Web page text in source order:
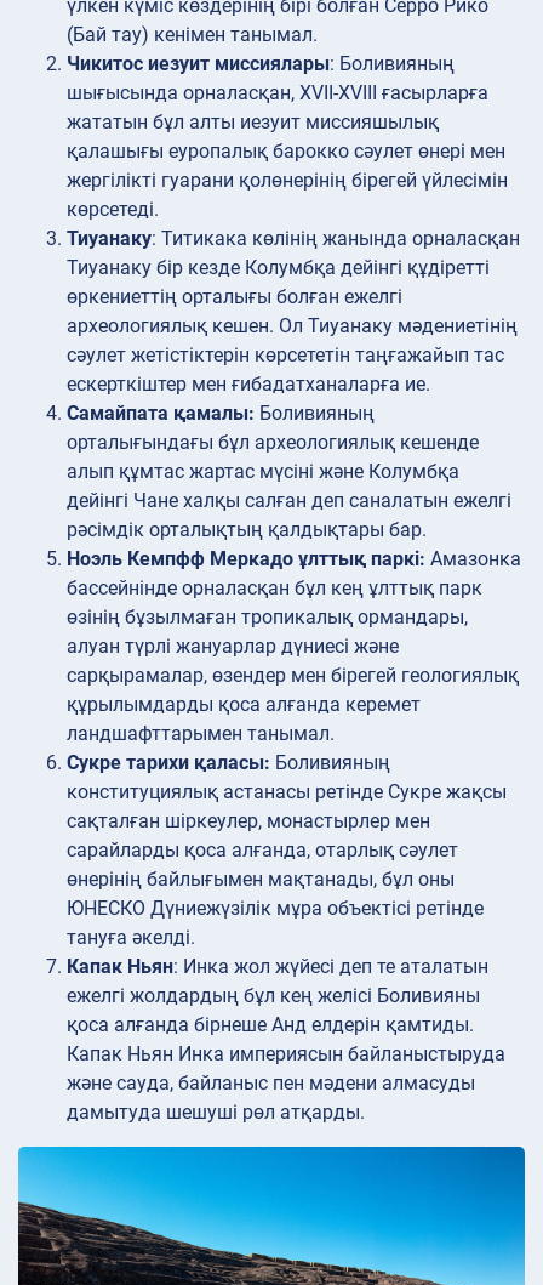
үлкен күміс көздерінің бірі болған Серро Рико
(Бай тау) кенімен танымал.
Чикитос иезуит миссиялары: Боливияның
шығысында орналасқан, XVII-XVIII ғасырларға
жататын бұл алты иезуит миссияшылық
қалашығы еуропалық барокко сәулет өнері мен
жергілікті гуарани қолөнерінің бірегей үйлесімін
көрсетеді.
Тиуанаку: Титикака көлінің жанында орналасқан
Тиуанаку бір кезде Колумбқа дейінгі құдіретті
өркениеттің орталығы болған ежелгі
археологиялық кешен. Ол Тиуанаку мәдениетінің
сәулет жетістіктерін көрсететін таңғажайып тас
ескерткіштер мен ғибадатханаларға ие.
Самайпата қамалы: Боливияның
орталығындағы бұл археологиялық кешенде
алып құмтас жартас мүсіні және Колумбқа
дейінгі Чане халқы салған деп саналатын ежелгі
рәсімдік орталықтың қалдықтары бар.
Ноэль Кемпфф Меркадо ұлттық паркі: Амазонка
бассейнінде орналасқан бұл кең ұлттық парк
өзінің бұзылмаған тропикалық ормандары,
алуан түрлі жануарлар дүниесі және
сарқырамалар, өзендер мен бірегей геологиялық
құрылымдарды қоса алғанда керемет
ландшафттарымен танымал.
Сукре тарихи қаласы: Боливияның
конституциялық астанасы ретінде Сукре жақсы
сақталған шіркеулер, монастырлер мен
сарайларды қоса алғанда, отарлық сәулет
өнерінің байлығымен мақтанады, бұл оны
ЮНЕСКО Дүниежүзілік мұра объектісі ретінде
тануға әкелді.
Капак Ньян: Инка жол жүйесі деп те аталатын
ежелгі жолдардың бұл кең желісі Боливияны
қоса алғанда бірнеше Анд елдерін қамтиды.
Капак Ньян Инка империясын байланыстыруда
және сауда, байланыс пен мәдени алмасуды
дамытуда шешуші рөл атқарды.